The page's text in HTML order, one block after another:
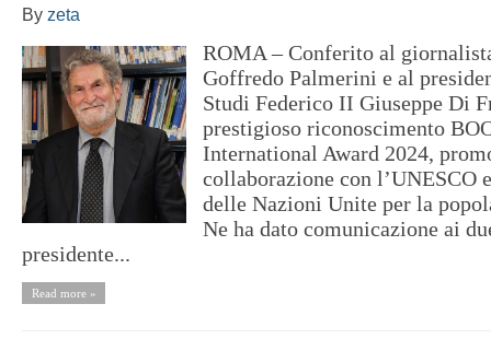
By zeta
ROMA – Conferito al
Goffredo Palmerini e al
Studi Federico II Giuseppe Di
prestigioso riconoscimento
International Award 2024,
collaborazione con l’UNESCO
delle Nazioni Unite per la
Ne ha dato comunicazione ai
presidente...
Read more »